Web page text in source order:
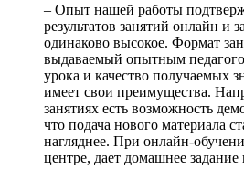
– Опыт нашей работы
результатов занятий онлайн и
одинаково высокое. Формат
выдаваемый опытным
урока и качество получаемых
имеет свои преимущества.
занятиях есть возможность
что подача нового материала
нагляднее. При онлайн-
центре, дает домашнее задание